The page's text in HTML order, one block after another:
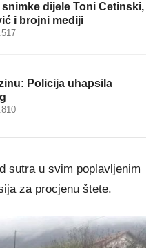
snimke dijele Toni Cetinski,
i brojni mediji
Policija uhapsila
sutra u svim poplavljenim
za procjenu štete.